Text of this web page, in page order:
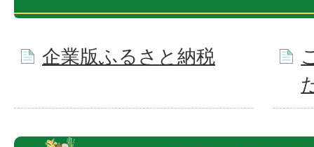
企業版ふるさと納税